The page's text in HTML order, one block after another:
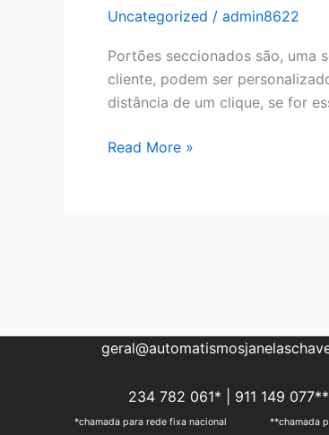
Uncategorized / admin8622
Portões seccionados são, uma
cliente, podem ser
distância de um clique, se for
Portões
Read More »
234 782 061* | 911 149 077**
*chamada para rede fixa nacional **chamada